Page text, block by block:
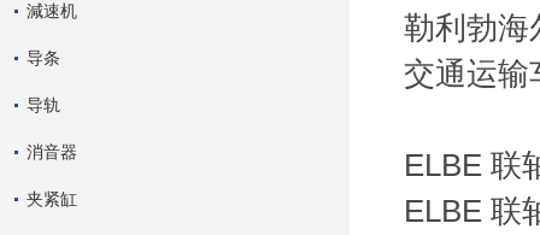
減速机
导条
导轨
消音器
夹紧缸
勒利勃海
交通运输
ELBE 联
ELBE 联